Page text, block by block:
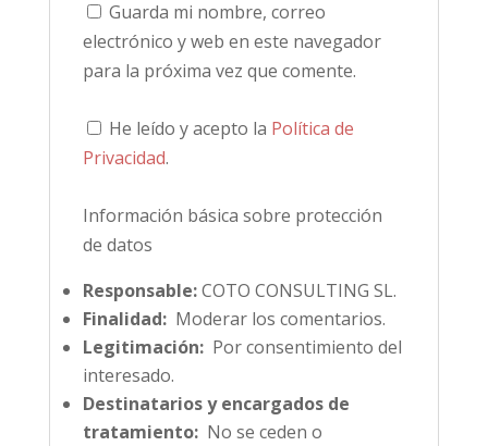
Guarda mi nombre, correo
electrónico y web en este navegador
para la próxima vez que comente.
He leído y acepto la Política de
Privacidad.
Información básica sobre protección
de datos
Responsable:COTO CONSULTING SL.
Finalidad:Moderar los comentarios.
Legitimación:Por consentimiento del
interesado.
Destinatarios y encargados de
tratamiento:No se ceden o